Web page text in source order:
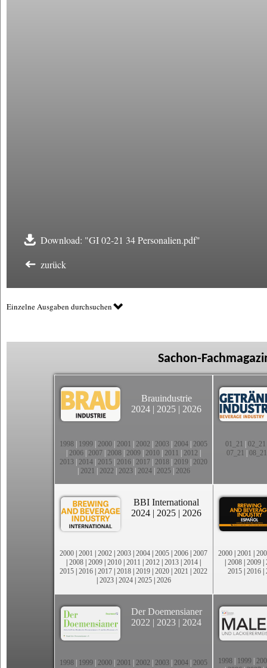
Download: "GI 02-21 34 Personalien.pdf"
zurück
Einzelne Ausgaben durchsuchen
Sachon-
Brauindustrie
2024 | 2025 | 2026
1998 1999 2000 2001 2002 2003 2004 2005
2006 2007 2008 2009 2010 2011 2012
2013 2014 2015 2016 2017 2018 2019 2020
2021 2022 2023| 2024| 2025| 2026
01_21 02_21
07_21
08_21
BBI International
2024 | 2025 | 2026
2000 | 2001 | 2002 | 2003 | 2004 | 2005 | 2006 | 2007
| 2008 | 2009 | 2010 | 2011 | 2012 | 2013 | 2014 |
2015 | 2016 | 2017 | 2018 | 2019 | 2020 | 2021 | 2022
| 2023| 2024| 2025| 2026
2000 | 2001 |
| 2008 | 2009 |
2015 | 2016 |
Der Doemensianer
2022 | 2023 | 2024
1998 1999 2000 2001 2002 2003 2004 2005
1998 1999